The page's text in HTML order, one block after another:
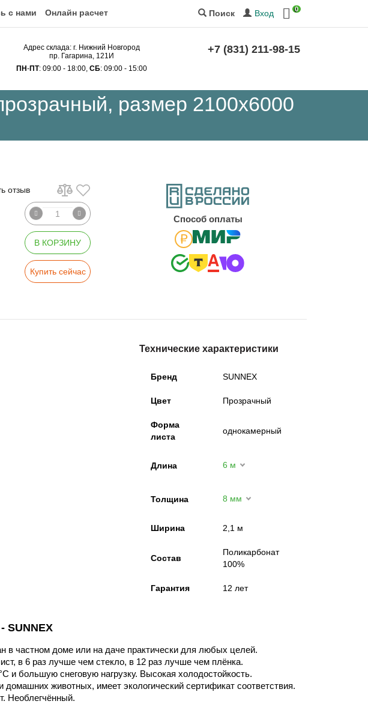
с нами Онлайн расчет Поиск Вход 0
Адрес склада: г. Нижний Новгород
пр. Гагарина, 121И
ПН-ПТ: 09:00 - 18:00, СБ: 09:00 - 15:00
+7 (831) 211-98-15
размер 2100x6000
отзыв
В КОРЗИНУ
Купить сейчас
Cпособ оплаты
Технические характеристики
Бренд SUNNEX
Цвет Прозрачный
Форма
листа
однокамерный
Длина 6 м
Толщина 8 мм
Ширина 2,1 м
Состав
Поликарбонат
100%
Гарантия 12 лет
SUNNEX
частном доме или на даче практически для любых целей.
в 6 раз лучше чем стекло, в 12 раз лучше чем плёнка.
и большую снеговую нагрузку. Высокая холодостойкость.
животных, имеет экологический сертификат соответствия.
Необлегчённый.